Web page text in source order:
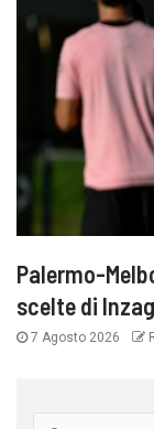
Palermo-
scelte di
7 Agosto 2026